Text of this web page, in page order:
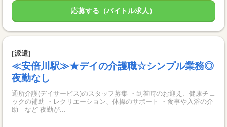
応募する（バイトル求人）
[派遣]
≪安倍川駅≫★デイの介護職☆シンプル業務◎
夜勤なし
通所介護(デイサービス)のスタッフ募集 ・到着時のお迎え、健康チェ
ックの補助 ・レクリエーション、体操のサポート ・食事や入浴の介
助 など 夜勤が...